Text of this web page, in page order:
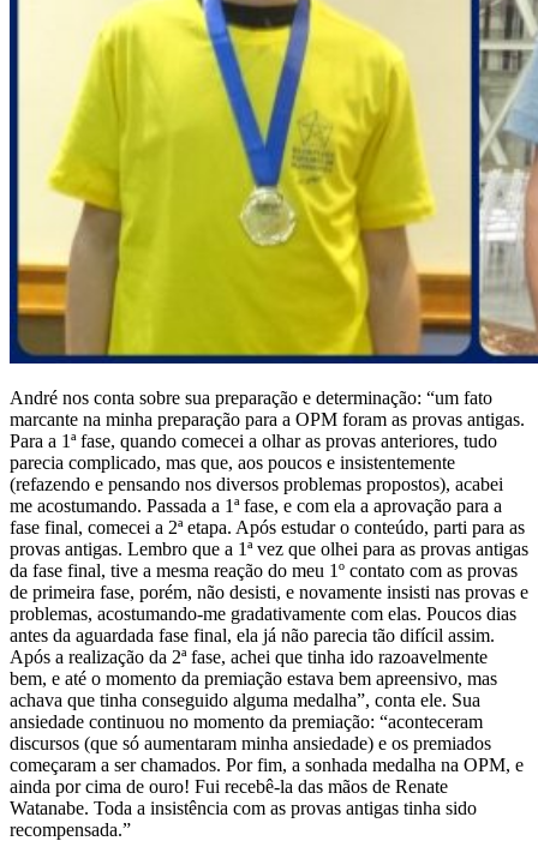
André nos conta sobre sua preparação e determinação: “um fato
marcante na minha preparação para a OPM foram as provas antigas.
Para a 1ª fase, quando comecei a olhar as provas anteriores, tudo
parecia complicado, mas que, aos poucos e insistentemente
(refazendo e pensando nos diversos problemas propostos), acabei
me acostumando. Passada a 1ª fase, e com ela a aprovação para a
fase final, comecei a 2ª etapa. Após estudar o conteúdo, parti para as
provas antigas. Lembro que a 1ª vez que olhei para as provas antigas
da fase final, tive a mesma reação do meu 1º contato com as provas
de primeira fase, porém, não desisti, e novamente insisti nas provas e
problemas, acostumando-me gradativamente com elas. Poucos dias
antes da aguardada fase final, ela já não parecia tão difícil assim.
Após a realização da 2ª fase, achei que tinha ido razoavelmente
bem, e até o momento da premiação estava bem apreensivo, mas
achava que tinha conseguido alguma medalha”, conta ele. Sua
ansiedade continuou no momento da premiação: “aconteceram
discursos (que só aumentaram minha ansiedade) e os premiados
começaram a ser chamados. Por fim, a sonhada medalha na OPM, e
ainda por cima de ouro! Fui recebê-la das mãos de Renate
Watanabe. Toda a insistência com as provas antigas tinha sido
recompensada.”